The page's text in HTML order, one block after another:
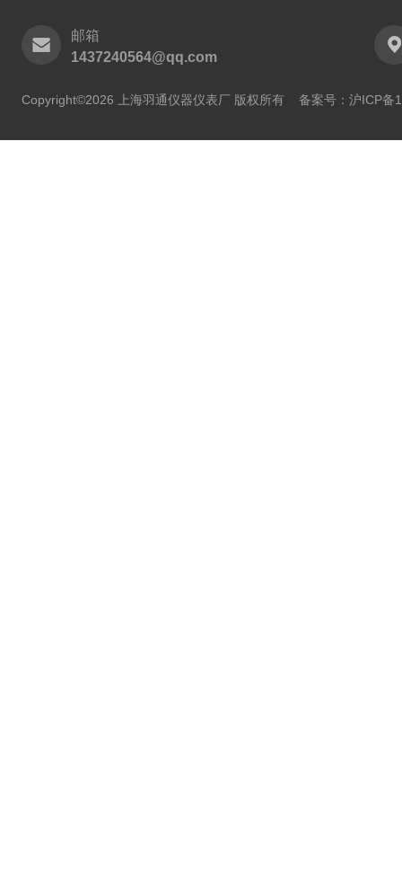
邮箱
1437240564@qq.com
Copyright©2026 上海羽通仪器仪表厂 版权所有 备案号：沪ICP备